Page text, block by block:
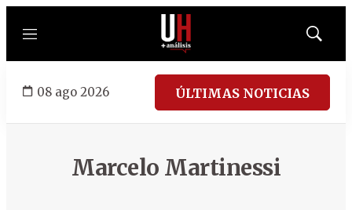
Menú
Mostrar
08 ago 2026 ÚLTIMAS NOTICIAS
Marcelo Martinessi